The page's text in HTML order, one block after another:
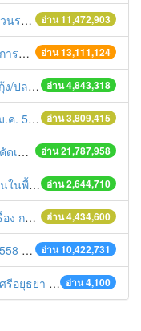
อ่าน 11,472,903
2558
อ่าน 13,111,124
าการ
อ่าน 4,843,318
พระยา
อ่าน 3,809,415
. 58
อ่าน 21,787,958
ปี ๒๕๕๔
อ่าน 2,644,710
พาเวอร์ จำกัด
อ่าน 4,434,600
กษตรกร
อ่าน 10,422,731
มาณ พ.ศ. 2558
อ่าน 4,100
กฎาคม 2556